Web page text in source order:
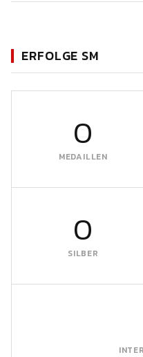
ERFOLGE SM
0
MEDAILLEN
0
SILBER